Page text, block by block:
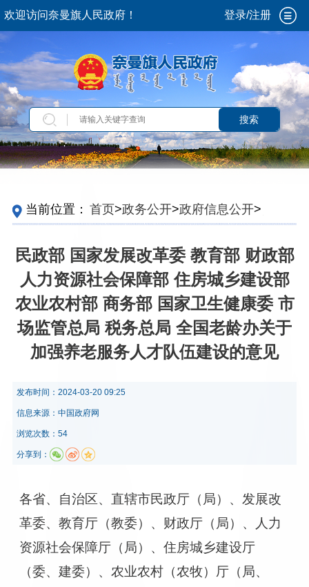
欢迎访问奈曼旗人民政府！ 登录/注册
搜索
当前位置： 首页>政务公开>政府信息公开>
定主动公开内容>重点领域信息>养老服务>养
民政部 国家发展改革委 教育部 财政部
人力资源社会保障部 住房城乡建设部
农业农村部 商务部 国家卫生健康委 市
场监管总局 税务总局 全国老龄办关于
加强养老服务人才队伍建设的意见
发布时间： 2024-03-20 09:25
信息来源： 中国政府网
浏览次数：54
分享到：
各省、自治区、直辖市民政厅（局）、发展改
革委、教育厅（教委）、财政厅（局）、人力
资源社会保障厅（局）、住房城乡建设厅
（委、建委）、农业农村（农牧）厅（局、